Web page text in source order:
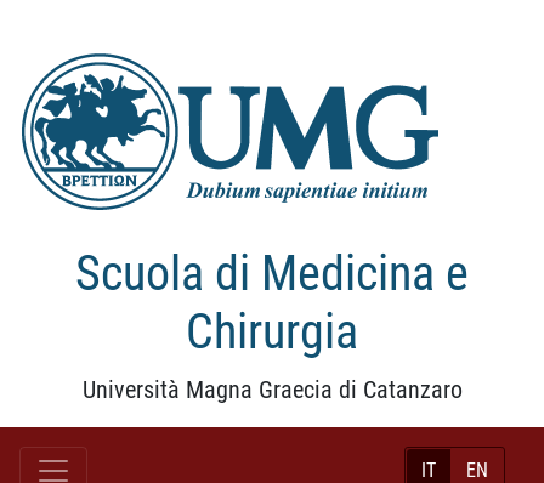
Scuola di Medicina e
Chirurgia
Università Magna Graecia di Catanzaro
IT EN